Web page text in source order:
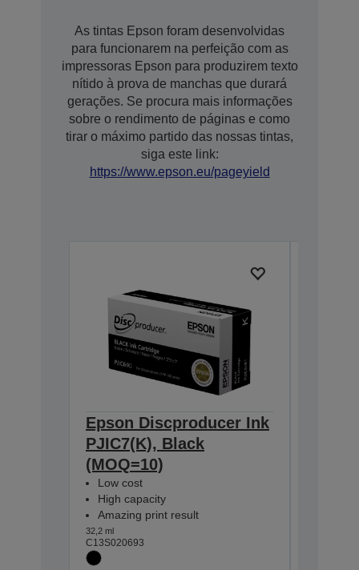
As tintas Epson foram desenvolvidas
para funcionarem na perfeição com as
impressoras Epson para produzirem texto
nítido à prova de manchas que durará
gerações. Se procura mais informações
sobre o rendimento de páginas e como
tirar o máximo partido das nossas tintas,
siga este link:
https://www.epson.eu/pageyield
Epson Discproducer Ink
PJIC7(K), Black
(MOQ=10)
Low cost
High capacity
Amazing print result
32,2 ml
C13S020693